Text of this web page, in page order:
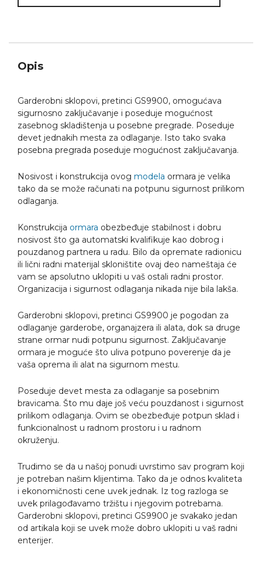
Opis
Garderobni sklopovi, pretinci GS9900, omogućava
sigurnosno zaključavanje i poseduje mogućnost
zasebnog skladištenja u posebne pregrade. Poseduje
devet jednakih mesta za odlaganje. Isto tako svaka
posebna pregrada poseduje mogućnost zaključavanja.
Nosivost i konstrukcija ovog modela ormara je velika
tako da se može računati na potpunu sigurnost prilikom
odlaganja.
Konstrukcija ormara obezbeđuje stabilnost i dobru
nosivost što ga automatski kvalifikuje kao dobrog i
pouzdanog partnera u radu. Bilo da opremate radionicu
ili lični radni materijal skloništite ovaj deo nameštaja će
vam se apsolutno uklopiti u vaš ostali radni prostor.
Organizacija i sigurnost odlaganja nikada nije bila lakša.
Garderobni sklopovi, pretinci GS9900 je pogodan za
odlaganje garderobe, organajzera ili alata, dok sa druge
strane ormar nudi potpunu sigurnost. Zaključavanje
ormara je moguće što uliva potpuno poverenje da je
vaša oprema ili alat na sigurnom mestu.
Poseduje devet mesta za odlaganje sa posebnim
bravicama. Što mu daje još veću pouzdanost i sigurnost
prilikom odlaganja. Ovim se obezbeđuje potpun sklad i
funkcionalnost u radnom prostoru i u radnom
okruženju.
Trudimo se da u našoj ponudi uvrstimo sav program koji
je potreban našim klijentima. Tako da je odnos kvaliteta
i ekonomičnosti cene uvek jednak. Iz tog razloga se
uvek prilagođavamo tržištu i njegovim potrebama.
Garderobni sklopovi, pretinci GS9900 je svakako jedan
od artikala koji se uvek može dobro uklopiti u vaš radni
enterijer.